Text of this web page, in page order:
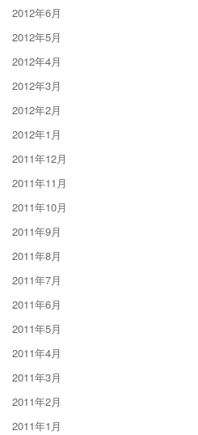
2012年6月
2012年5月
2012年4月
2012年3月
2012年2月
2012年1月
2011年12月
2011年11月
2011年10月
2011年9月
2011年8月
2011年7月
2011年6月
2011年5月
2011年4月
2011年3月
2011年2月
2011年1月